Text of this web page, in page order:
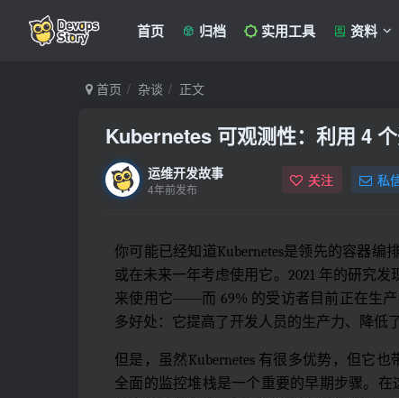
首页 归档 实用工具 资料
首页 杂谈 正文
Kubernetes 可观测性：利用 4
运维开发故事
4年前发布 关注 私
你可能已经知道Kubernetes是领先的容器编
或在未来一年考虑使用它。2021 年的研究
来使用它——而 69% 的受访者目前正在生产
多好处：它提高了开发人员的生产力、降低
但是，虽然Kubernetes 有很多优势，但它
全面的监控堆栈是一个重要的早期步骤。